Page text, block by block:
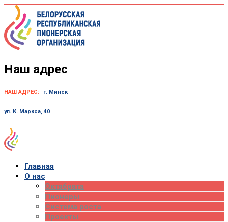
Skip
content
Наш адрес
НАШ АДРЕС: г. Минск
ул. К. Маркса, 40
Главная
О нас
Октябрята
Пионеры
Система роста
Проекты